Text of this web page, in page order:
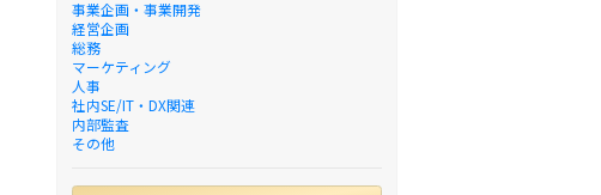
事業企画・事業開発
経営企画
総務
マーケティング
人事
社内SE/IT・DX関連
内部監査
その他